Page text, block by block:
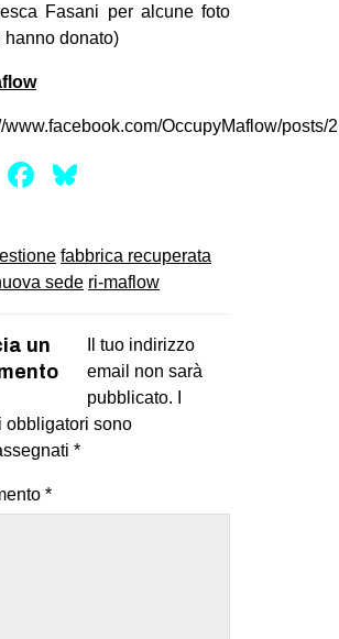
tw
ms
Fasani per alcune foto
hanno donato)
www.facebook.com/OccupyMaflow/posts/
Mastodon
Facebook
fabbrica recuperata
sede ri-maflow
un
Il tuo indirizzo
email non sarà
pubblicato.
obbligatori sono
*
*